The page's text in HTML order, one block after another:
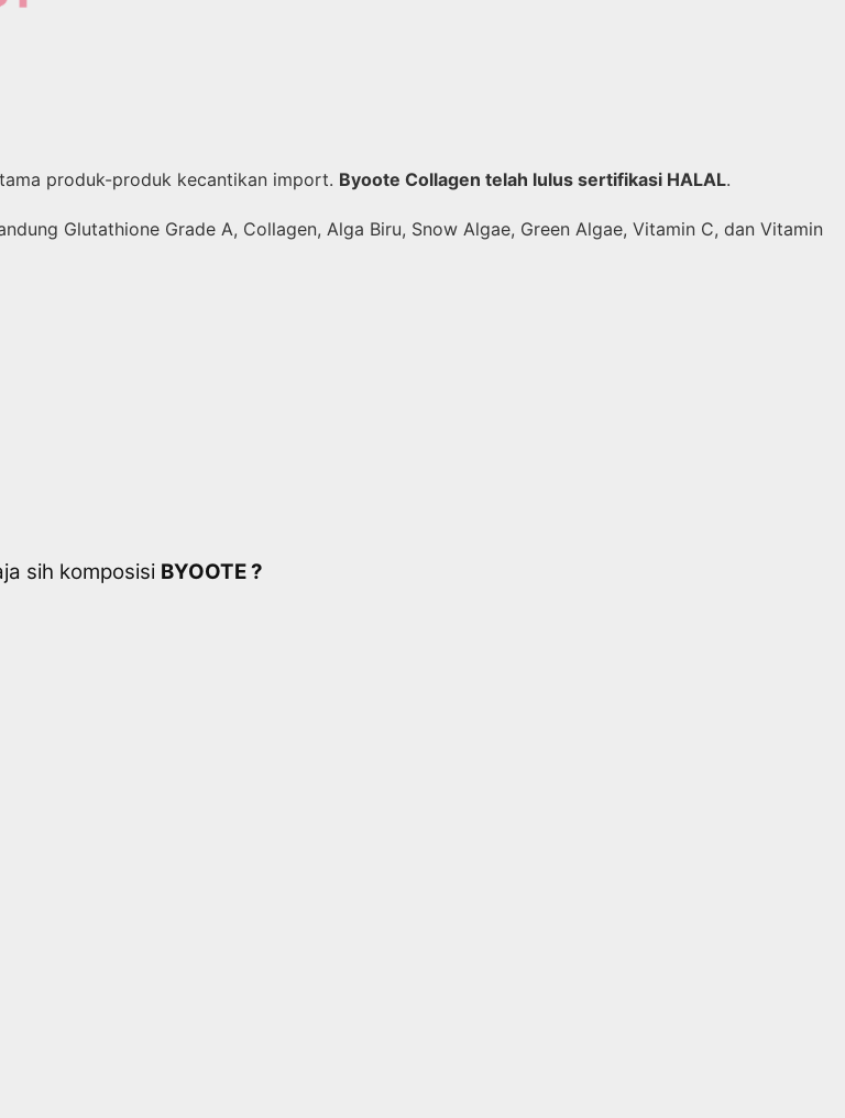
produk-produk kecantikan import. Byoote Collagen telah lulus sertifikasi HALAL.
Glutathione Grade A, Collagen, Alga Biru, Snow Algae, Green Algae, Vitamin C, dan Vitamin
sih komposisi BYOOTE ?​